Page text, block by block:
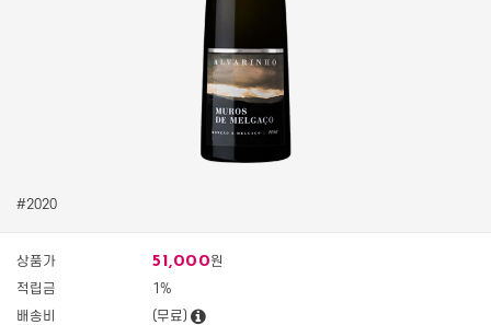
#2020
상품가 51,000원
적립금
1%
배송비
(무료)